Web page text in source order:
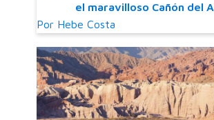
el maravilloso Cañón del
Por Hebe Costa